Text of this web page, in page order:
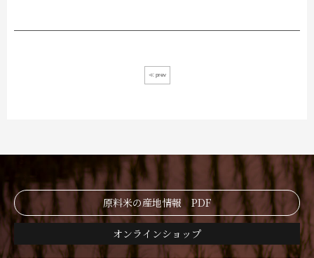
≪ prev
原料米の産地情報 PDF
オンラインショップ